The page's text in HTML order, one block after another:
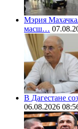
Мэрия
масш…
В Дагестане
06.08.2026